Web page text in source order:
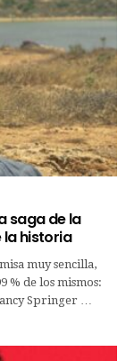
saga de la
historia
muy sencilla,
% de los mismos:
Springer …